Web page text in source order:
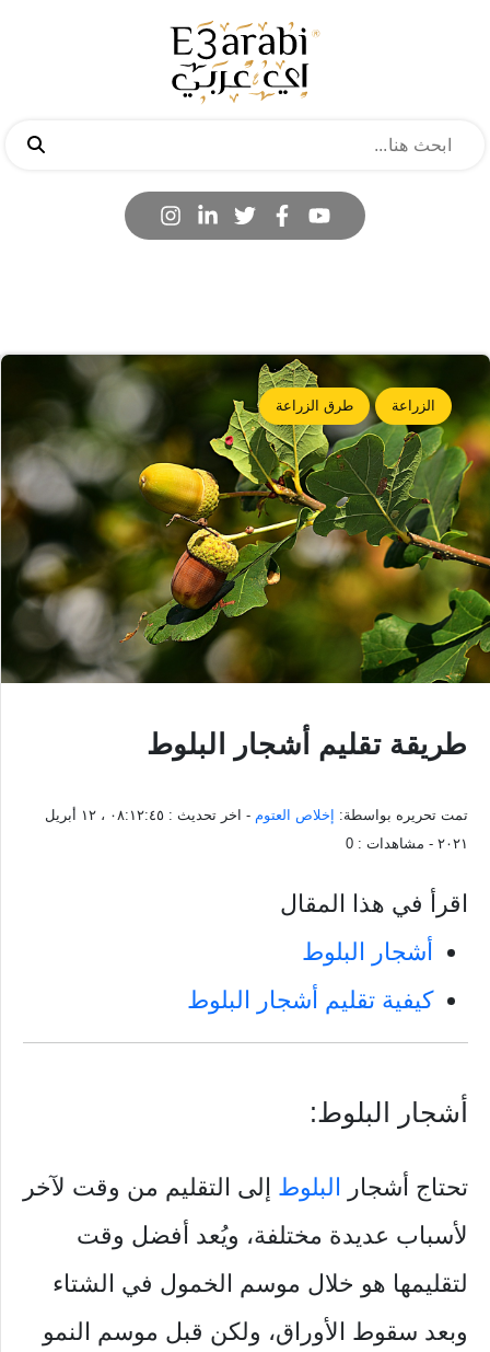
الزراعة طرق الزراعة
طريقة تقليم أشجار البلوط
تمت تحريره بواسطة: إخلاص العتوم - اخر تحديث :
٠٨:١٢:٤٥ ، ١٢ أبريل
٢٠٢١ - مشاهدات : 0
اقرأ في هذا المقال
أشجار البلوط
كيفية تقليم أشجار البلوط
أشجار البلوط:
تحتاج أشجار البلوط إلى التقليم من وقت لآخر
لأسباب عديدة مختلفة، ويُعد أفضل وقت
لتقليمها هو خلال موسم الخمول في الشتاء
وبعد سقوط الأوراق، ولكن قبل موسم النمو